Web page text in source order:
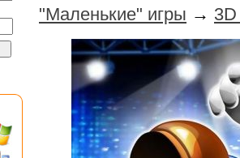
"Маленькие" игры →